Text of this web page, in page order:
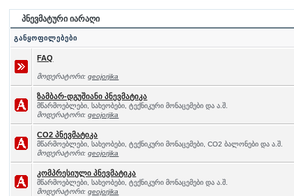
პნევმატური იარაღი
განყოფილებები
FAQ
მოდერატორი:geojorjika
ზამბარ-დგუშიანი პნევმატიკა
მწარმოებლები, სახეობები, ტექნიკური მონაცემები და ა.შ.
მოდერატორი:geojorjika
CO2 პნევმატიკა
მწარმოებლები, სახეობები, ტექნიკური მონაცემები, CO2 ბალონები და ა.შ.
მოდერატორი:geojorjika
კომპრესიული პნევმატიკა
მწარმოებლები, სახეობები, ტექნიკური მონაცემები და ა.შ.
მოდერატორი:geojorjika